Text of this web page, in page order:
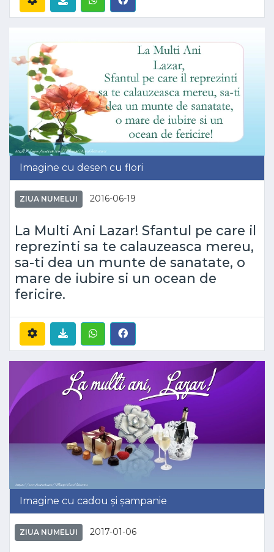
Imagine cu desen cu flori
ZIUA NUMELUI 2016-06-19
La Multi Ani Lazar! Sfantul pe care il
reprezinti sa te calauzeasca mereu,
sa-ti dea un munte de sanatate, o
mare de iubire si un ocean de
fericire.
Imagine cu cadou și șampanie
ZIUA NUMELUI 2017-01-06